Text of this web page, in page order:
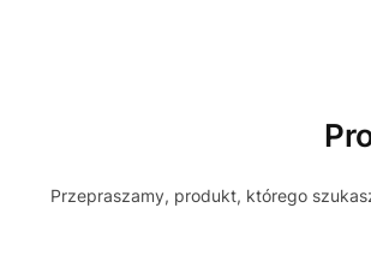
Przepraszamy, produkt, którego